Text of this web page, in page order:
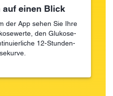
auf einen Blick
der App sehen Sie Ihre
den Glukose-
12-Stunden-